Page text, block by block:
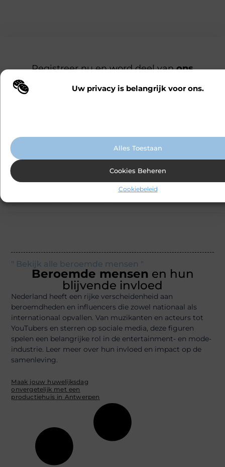
Uw privacy is belangrijk voor ons.
Wij maken gebruik van cookies en vergelijkbare technologieën om te
Alles Toestaan
Cookies Beheren
Cookiebeleid
Registreer nu en word deel vanons
Ben jij een gepassioneerde schrijver of een
levendige community. Registreer vandaag
nog en begin met bloggen.
Praat met ons
" Bekijk alle beroemde mensen "
Beroemde mensen en hun
blijvende invloed
Nederland heeft een rijke verscheidenheid aan
beroemdheden en influencers die zowel nationaal als
internationaal opvallen. Van muzikanten en acteurs tot
YouTubers en sterren op sociale media, deze figuren
spelen een belangrijke rol in de entertainment- en mode-
industrie. Leer meer over hun invloed en impact op de
samenleving.
Maak jouw huwelijksdag
onvergetelijk met een
productiehuis in Antwerpen